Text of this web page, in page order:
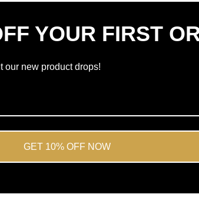
stjärnor
5
från
Reviews
YOUR FIRST
our new product drops!
GET 10% OFF NOW